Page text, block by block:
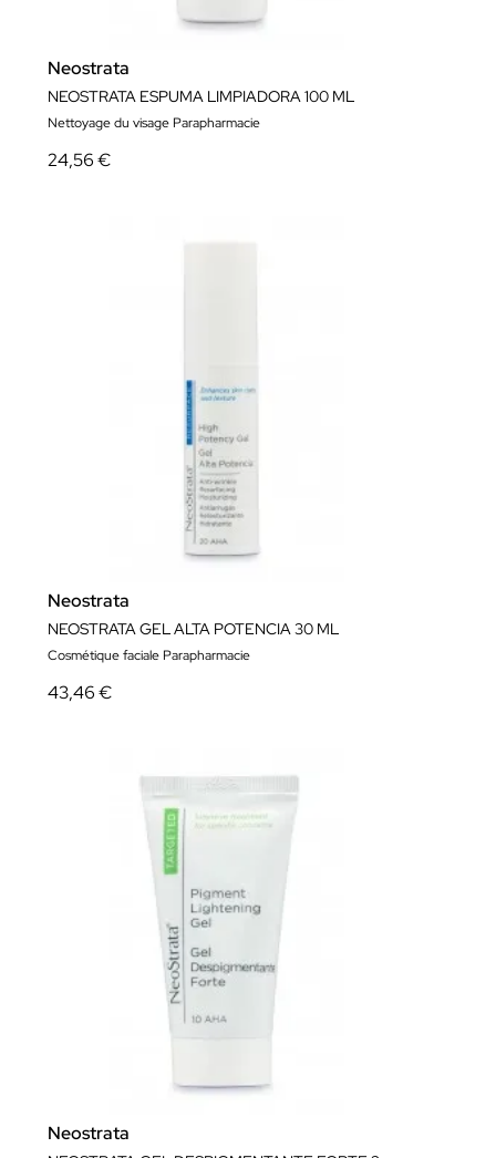
Neostrata
NEOSTRATA ESPUMA LIMPIADORA 100 ML
Nettoyage du visage Parapharmacie
24,56 €
Neostrata
NEOSTRATA GEL ALTA POTENCIA 30 ML
Cosmétique faciale Parapharmacie
43,46 €
Neostrata